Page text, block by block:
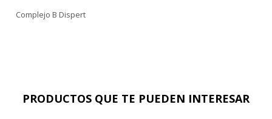
Complejo B Dispert
PRODUCTOS QUE TE PUEDEN INTERESAR